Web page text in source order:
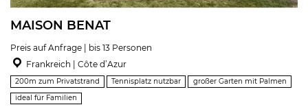
MAISON BENAT
Preis auf Anfrage | bis 13 Personen
Frankreich | Côte d’Azur
200m zum Privatstrand Tennisplatz nutzbar
großer Garten mit Palmen
ideal für Familien